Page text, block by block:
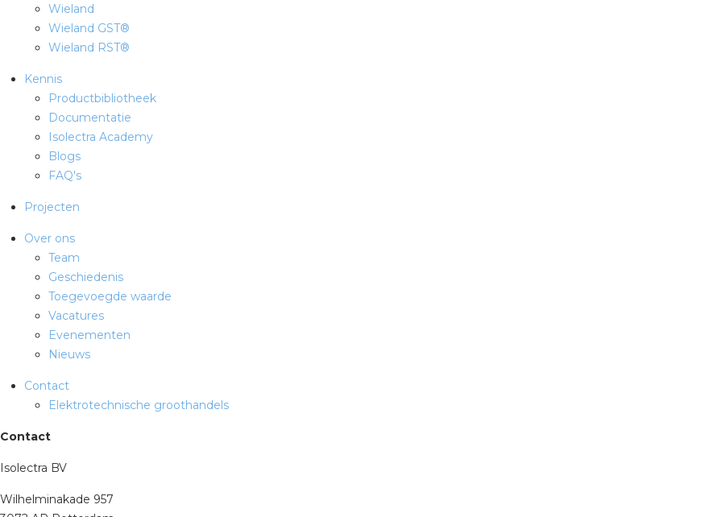
Wieland
Wieland GST®
Wieland RST®
Kennis
Productbibliotheek
Documentatie
Isolectra Academy
Blogs
FAQ's
Projecten
Over ons
Team
Geschiedenis
Toegevoegde waarde
Vacatures
Evenementen
Nieuws
Contact
Elektrotechnische groothandels
Contact
Isolectra BV
Wilhelminakade 957